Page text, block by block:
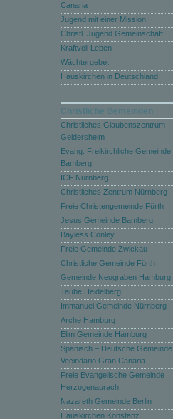
Canaria
Jugend mit einer Mission
Christl. Jugend Gemeinschaft
Kraftvoll Leben
Wächtergebet
Hauskirchen in Deutschland
Christliche Gemeinden
Christliches Glaubenszentrum
Geldersheim
Evang. Freikirchliche Gemeinde
Bamberg
ICF Nürnberg
Christliches Zentrum Nürnberg
Freie Christengemeinde Fürth
Jesus Gemeinde Bamberg
Bayless Conley
Freie Gemeinde Zwickau
Christliche Gemeinde Fürth
Gemeinde Neugraben Hamburg
Taube Heidelberg
Immanuel Gemeinde Nürnberg
Arche Hamburg
Elim Gemeinde Hamburg
Spanisch – Deutsche Gemeinde
Vecindario Gran Canaria
Freie Evangelische Gemeinde
Herzogenaurach
Nazareth Gemeinde Berlin
Hauskirchen Konstanz